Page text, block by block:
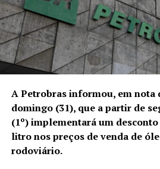
A Petrobras informou, em nota
domingo (31), que a partir de
(1º) implementará um desconto
litro nos preços de venda de
rodoviário.